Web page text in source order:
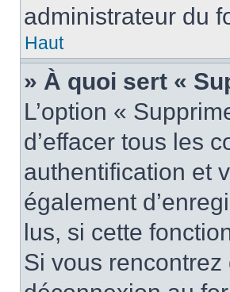
administrateur du
Haut
» À quoi sert «
L’option «
d’effacer tous les
authentification et
également
lus, si cette
Si vous